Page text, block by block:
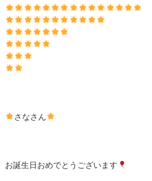
さなさん
お誕生日おめでとうございます